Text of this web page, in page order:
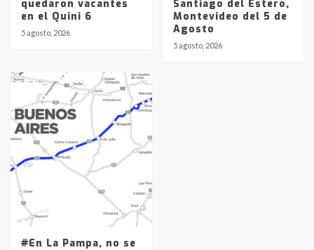
quedaron vacantes
en el Quini 6
5 agosto, 2026
Santiago del Estero,
Montevideo del 5 de
Agosto
5 agosto, 2026
#En La Pampa, no se